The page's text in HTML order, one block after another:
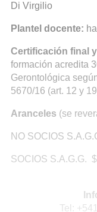
Di Virgilio
Plantel docente:
Certificación final
formación acredita
Gerontológica
5670/16 (art. 12 y
Aranceles (se
NO SOCIOS
SOCIOS S.A.G.G.
Tel: